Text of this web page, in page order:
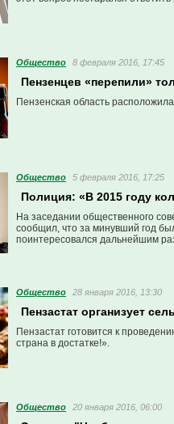
Общество 8 февраля 2016, 17:45
Пензенцев «перепили»
Пензенская область
Общество 5 февраля 2016, 17:25
Полиция: «В 2015 году
На заседании общественного
сообщил, что за минувший год
поинтересовался дальнейшим
Общество 28 января 2016, 13:30
Пензастат организует
Пензастат готовится к
страна в достатке!».
Общество 20 января 2016, 06:00